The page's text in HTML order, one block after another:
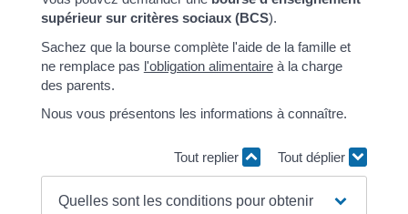
supérieur sur critères sociaux (BCS).
Sachez que la bourse complète l'aide de la famille et
ne remplace pas l'obligation alimentaireà la charge
des parents.
Nous vous présentons les informations à connaître.
Tout replier Tout déplier
Quelles sont les conditions pour obtenir